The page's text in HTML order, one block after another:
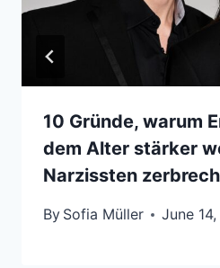
10 Gründe, warum
dem Alter stärker
Narzissten
By Sofia Müller June